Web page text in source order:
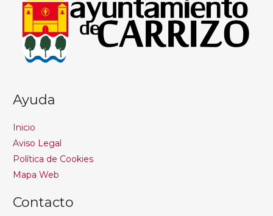
Ayuda
Inicio
Aviso Legal
Política de Cookies
Mapa Web
Contacto